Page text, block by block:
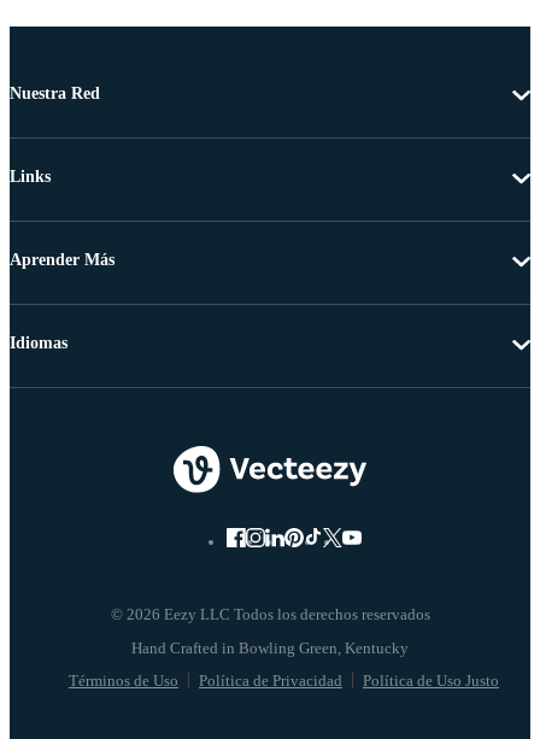
Nuestra Red
Links
Aprender Más
© 2026 Eezy LLC Todos los derechos reservados
Términos de Uso Política de Privacidad Política de Uso Justo
Idiomas